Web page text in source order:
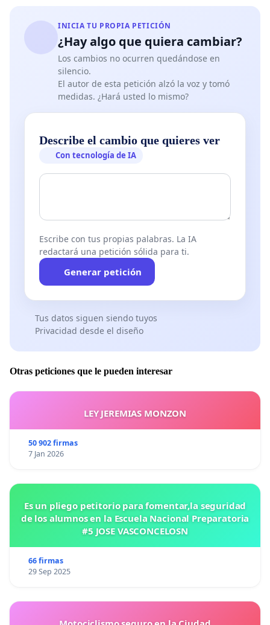
INICIA TU PROPIA PETICIÓN
¿Hay algo que quiera cambiar?
Los cambios no ocurren quedándose en
silencio.
El autor de esta petición alzó la voz y tomó
medidas. ¿Hará usted lo mismo?
Describe el cambio que quieres ver
Con tecnología de IA
Escribe con tus propias palabras. La IA
redactará una petición sólida para ti.
Generar petición
Tus datos siguen siendo tuyos
Privacidad desde el diseño
Otras peticiones que le pueden interesar
LEY JEREMIAS MONZON
50 902 firmas
7 Jan 2026
Es un pliego petitorio para fomentar,la seguridad
de los alumnos en la Escuela Nacional Preparatoria
#5 JOSE VASCONCELOSN
66 firmas
29 Sep 2025